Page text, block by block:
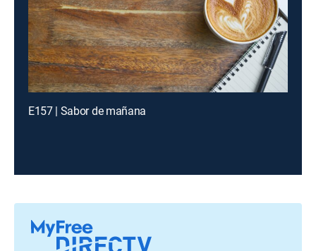
E157 | Sabor de mañana